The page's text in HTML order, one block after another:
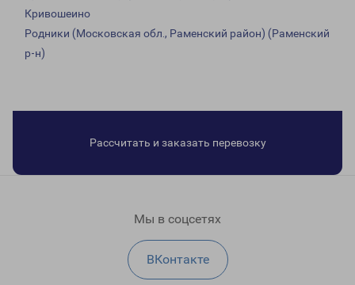
Кривошеино
Родники (Московская обл., Раменский район) (Раменский
р-н)
Рассчитать и заказать перевозку
Мы в соцсетях
ВКонтакте